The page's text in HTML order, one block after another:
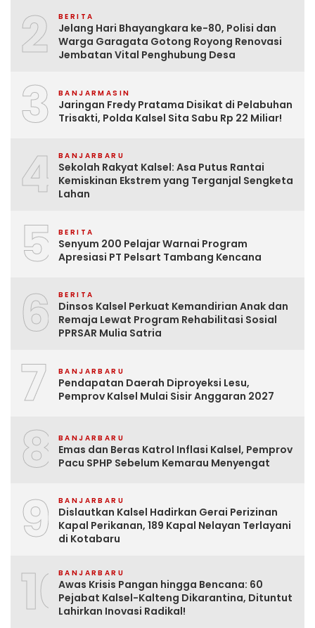
2 BERITA
Jelang Hari Bhayangkara ke-80, Polisi dan
Warga Garagata Gotong Royong Renovasi
Jembatan Vital Penghubung Desa
3 BANJARMASIN
Jaringan Fredy Pratama Disikat di Pelabuhan
Trisakti, Polda Kalsel Sita Sabu Rp 22 Miliar!
4 BANJARBARU
Sekolah Rakyat Kalsel: Asa Putus Rantai
Kemiskinan Ekstrem yang Terganjal Sengketa
Lahan
5 BERITA
Senyum 200 Pelajar Warnai Program
Apresiasi PT Pelsart Tambang Kencana
6 BERITA
Dinsos Kalsel Perkuat Kemandirian Anak dan
Remaja Lewat Program Rehabilitasi Sosial
PPRSAR Mulia Satria
7 BANJARBARU
Pendapatan Daerah Diproyeksi Lesu,
Pemprov Kalsel Mulai Sisir Anggaran 2027
8 BANJARBARU
Emas dan Beras Katrol Inflasi Kalsel, Pemprov
Pacu SPHP Sebelum Kemarau Menyengat
9 BANJARBARU
Dislautkan Kalsel Hadirkan Gerai Perizinan
Kapal Perikanan, 189 Kapal Nelayan Terlayani
di Kotabaru
10BANJARBARU
Awas Krisis Pangan hingga Bencana: 60
Pejabat Kalsel-Kalteng Dikarantina, Dituntut
Lahirkan Inovasi Radikal!